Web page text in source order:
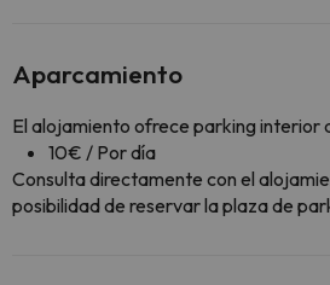
Aparcamiento
El alojamiento ofrece parking interior
10€ / Por día
Consulta directamente con el
posibilidad de reservar la plaza de